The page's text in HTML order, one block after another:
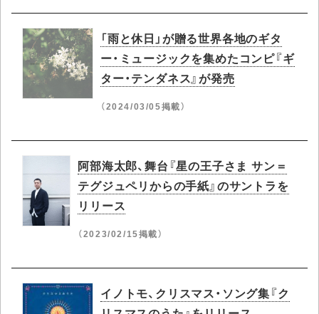
「雨と休日」が贈る世界各地のギタ
ー・ミュージックを集めたコンピ『ギ
ター・テンダネス』が発売
（2024/03/05掲載）
阿部海太郎、舞台『星の王子さま サン＝
テグジュペリからの手紙』のサントラを
リリース
（2023/02/15掲載）
イノトモ、クリスマス・ソング集『ク